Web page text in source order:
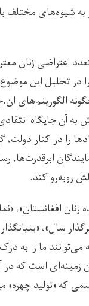
به شیوه‌های
اعتراضی زنان
در تحلیل این
الگوریتم‌های
به آن جایگاه
را در کنار
ابرقدرت‌ها،
روبه‌رو کند.
زنان افغانستان»،
سال»،
ما را به
است که در
که «تولید چهره»